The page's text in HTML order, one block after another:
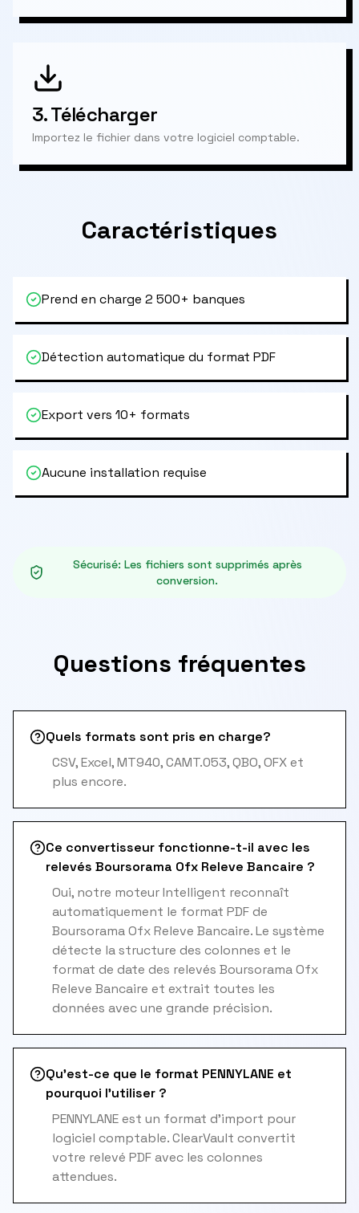
3.Télécharger
Importez le fichier dans votre logiciel comptable.
Caractéristiques
Prend en charge 2 500+ banques
Détection automatique du format PDF
Export vers 10+ formats
Aucune installation requise
Sécurisé: Les fichiers sont supprimés après
conversion.
Questions fréquentes
Quels formats sont pris en charge?
CSV, Excel, MT940, CAMT.053, QBO, OFX et
plus encore.
Ce convertisseur fonctionne-t-il avec les
relevés Boursorama Ofx Releve Bancaire ?
Oui, notre moteur Intelligent reconnaît
automatiquement le format PDF de
Boursorama Ofx Releve Bancaire. Le système
détecte la structure des colonnes et le
format de date des relevés Boursorama Ofx
Releve Bancaire et extrait toutes les
données avec une grande précision.
Qu'est-ce que le format PENNYLANE et
pourquoi l'utiliser ?
PENNYLANE est un format d'import pour
logiciel comptable. ClearVault convertit
votre relevé PDF avec les colonnes
attendues.